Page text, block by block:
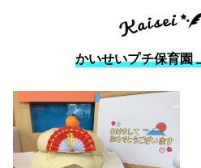
かいせいプチ保育園